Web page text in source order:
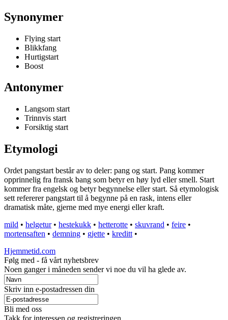
Synonymer
Flying start
Blikkfang
Hurtigstart
Boost
Antonymer
Langsom start
Trinnvis start
Forsiktig start
Etymologi
Ordet pangstart består av to deler: pang og start. Pang kommer
opprinnelig fra fransk bang som betyr en høy lyd eller smell. Start
kommer fra engelsk og betyr begynnelse eller start. Så etymologisk
sett refererer pangstart til å begynne på en rask, intens eller
dramatisk måte, gjerne med mye energi eller kraft.
mild • helgetur• hestekukk • hetterotte • skuvrand • feire •
mortensaften • demning • gjette • kreditt •
Hjemmetid.com
Følg med - få vårt nyhetsbrev
Noen ganger i måneden sender vi noe du vil ha glede av.
Skriv inn e-postadressen din
Bli med oss